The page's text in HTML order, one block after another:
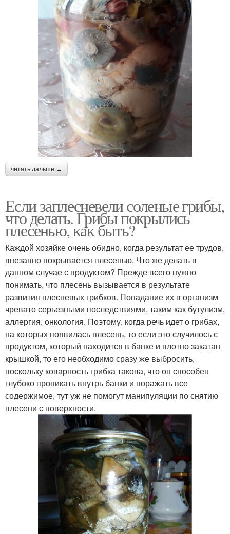
читать дальше →
Если заплесневели соленые грибы,
что делать. Грибы покрылись
плесенью, как быть?
Каждой хозяйке очень обидно, когда результат ее трудов,
внезапно покрывается плесенью. Что же делать в
данном случае с продуктом? Прежде всего нужно
понимать, что плесень вызывается в результате
развития плесневых грибков. Попадание их в организм
чревато серьезными последствиями, таким как бутулизм,
аллергия, онкология. Поэтому, когда речь идет о грибах,
на которых появилась плесень, то если это случилось с
продуктом, который находится в банке и плотно закатан
крышкой, то его необходимо сразу же выбросить,
поскольку коварность грибка такова, что он способен
глубоко проникать внутрь банки и поражать все
содержимое, тут уж не помогут манипуляции по снятию
плесени с поверхности.